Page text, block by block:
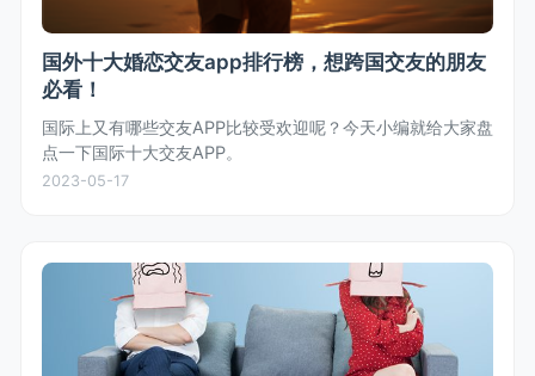
国外十大婚恋交友app排行榜，想跨国交友的朋友
必看！
国际上又有哪些交友APP比较受欢迎呢？今天小编就给大家盘
点一下国际十大交友APP。
2023-05-17